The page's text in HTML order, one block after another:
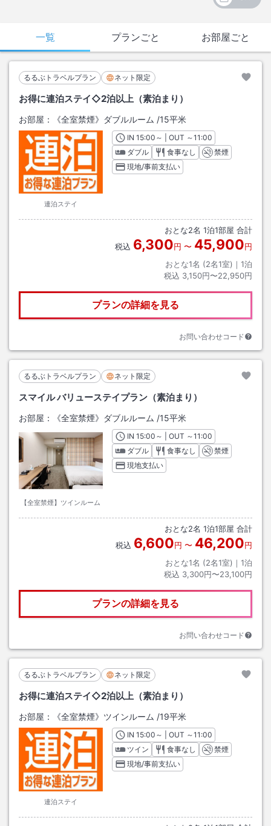
一覧 プランごと お部屋ごと
るるぶトラベルプラン ネット限定
お得に連泊ステイ◇2泊以上（素泊まり）
お部屋： 《全室禁煙》ダブルルーム /15平米
連泊ステイ
INチェックイン
15:00 ～ | OUT チェックアウト
～11:00
ダブル
食事なし
禁煙
現地/事前支払い
おとな2名 1泊1部屋 合計
税込 6,300円 〜 45,900円
おとな1名 (2名1室)｜ 1泊
税込 3,150円〜22,950円
プランの詳細を見る
お問い合わせコード
るるぶトラベルプラン ネット限定
スマイル バリューステイプラン（素泊まり）
お部屋： 《全室禁煙》ダブルルーム /15平米
【全室禁煙】ツインルーム
INチェックイン
15:00 ～ | OUT チェックアウト
～11:00
ダブル
食事なし
禁煙
現地支払い
おとな2名 1泊1部屋 合計
税込 6,600円 〜 46,200円
おとな1名 (2名1室)｜ 1泊
税込 3,300円〜23,100円
プランの詳細を見る
お問い合わせコード
るるぶトラベルプラン ネット限定
お得に連泊ステイ◇2泊以上（素泊まり）
お部屋： 《全室禁煙》ツインルーム /19平米
連泊ステイ
INチェックイン
15:00 ～ | OUT チェックアウト
～11:00
ツイン
食事なし
禁煙
現地/事前支払い